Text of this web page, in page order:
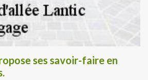
ses savoir-faire en